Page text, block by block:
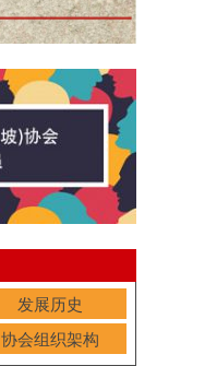
发展历史
协会组织架构